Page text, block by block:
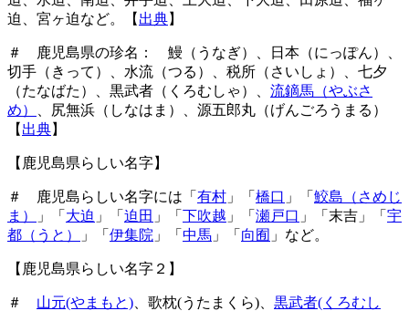
迫、宮ヶ迫など。【 出典】
＃ 鹿児島県の珍名： 鰻（うなぎ）、日本（にっぽん）、
切手（きって）、水流（つる）、税所（さいしょ）、七夕
（たなばた）、黒武者（くろむしゃ）、 流鏑馬（やぶさ
め）
、尻無浜（しなはま）、源五郎丸（げんごろうまる）
【 出典】
【鹿児島県らしい名字】
＃ 鹿児島らしい名字には「 有村 」「 橋口 」「 鮫島（さめじ
ま）
」「 大迫 」「 迫田 」「 下吹越 」「 瀬戸口 」「末吉」「 宇
都（うと）
」「 伊集院 」「 中馬 」「 向囿 」など。
【鹿児島県らしい名字２】
＃ 山元(やまもと) 、歌枕(うたまくら)、 黒武者(くろむし